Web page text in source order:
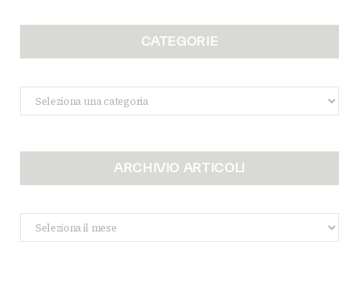
CATEGORIE
Categorie
ARCHIVIO ARTICOLI
Archivio
Articoli